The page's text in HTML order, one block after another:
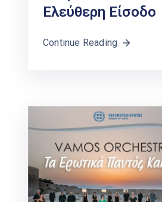
Ελεύθερη Είσοδο
Continue Reading